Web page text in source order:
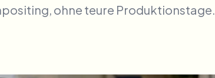
ohne teure Produktionstage.